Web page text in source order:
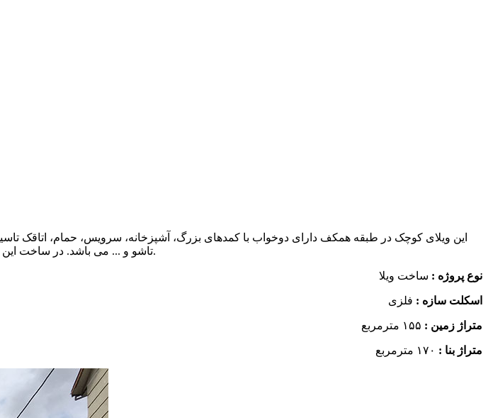
این ویلای کوچک در طبقه همکف دارای دوخواب با کمدهای بزرگ، آشپزخانه، سرویس، حمام، اتاقک
تاشو و ... می باشد. در ساخت این بنا( با توجه به مساحت کم آن)، سعی شده از تمامی فضاهای موجود به بهترین نحو ممکن استفاده شود.
نوع پروژه : ساخت ویلا
اسکلت سازه : فلزی
متراژ زمین : ۱۵۵ مترمربع
متراژ بنا : ۱۷۰ مترمربع